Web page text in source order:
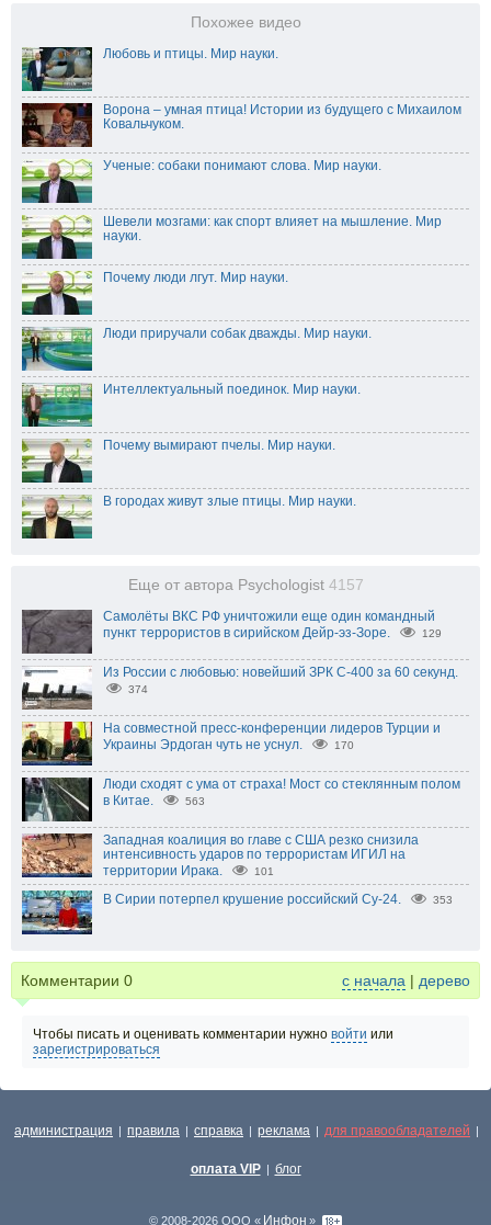
Похожее видео
Любовь и птицы. Мир науки.
Ворона – умная птица! Истории из будущего с Михаилом
Ковальчуком.
Ученые: собаки понимают слова. Мир науки.
Шевели мозгами: как спорт влияет на мышление. Мир
науки.
Почему люди лгут. Мир науки.
Люди приручали собак дважды. Мир науки.
Интеллектуальный поединок. Мир науки.
Почему вымирают пчелы. Мир науки.
В городах живут злые птицы. Мир науки.
Еще от автора Psychologist 4157
Самолёты ВКС РФ уничтожили еще один командный
пункт террористов в сирийском Дейр-эз-Зоре.
129
Из России с любовью: новейший ЗРК С-400 за 60 секунд.
374
На совместной пресс-конференции лидеров Турции и
Украины Эрдоган чуть не уснул.
170
Люди сходят с ума от страха! Мост со стеклянным полом
в Китае.
563
Западная коалиция во главе с США резко снизила
интенсивность ударов по террористам ИГИЛ на
территории Ирака.
101
В Сирии потерпел крушение российский Су-24. 353
Комментарии 0 с начала | дерево
Чтобы писать и оценивать комментарии нужно войти или
зарегистрироваться
администрация | правила | справка | реклама | для правообладателей |
оплата VIP | блог
© 2008-2026 ООО « Инфон »